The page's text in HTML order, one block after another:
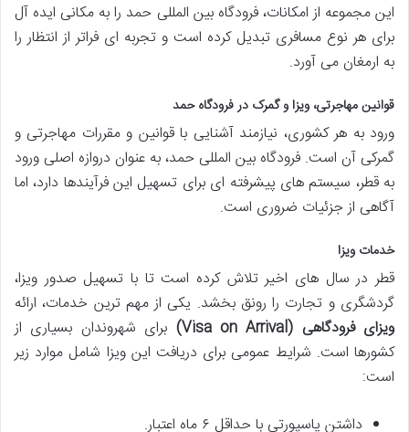
این مجموعه از امکانات، فرودگاه بین المللی حمد را به مکانی ایده آل
برای هر نوع مسافری تبدیل کرده است و تجربه ای فراتر از انتظار را
به ارمغان می آورد.
قوانین مهاجرتی، ویزا و گمرک در فرودگاه حمد
ورود به هر کشوری، نیازمند آشنایی با قوانین و مقررات مهاجرتی و
گمرکی آن است. فرودگاه بین المللی حمد، به عنوان دروازه اصلی ورود
به قطر، سیستم های پیشرفته ای برای تسهیل این فرآیندها دارد، اما
آگاهی از جزئیات ضروری است.
خدمات ویزا
قطر در سال های اخیر تلاش کرده است تا با تسهیل صدور ویزا،
گردشگری و تجارت را رونق بخشد. یکی از مهم ترین خدمات، ارائه
ویزای فرودگاهی (Visa on Arrival)
برای شهروندان بسیاری از
کشورها است. شرایط عمومی برای دریافت این ویزا شامل موارد زیر
است:
داشتن پاسپورتی با حداقل ۶ ماه اعتبار.